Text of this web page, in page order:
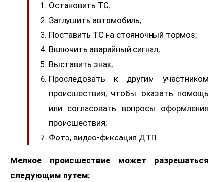
Остановить ТС;
Заглушить автомобиль;
Поставить ТС на стояночный тормоз;
Включить аварийный сигнал;
Выставить знак;
Проследовать к другим участником
происшествия, чтобы оказать помощь
или согласовать вопросы оформления
происшествия;
Фото, видео-фиксация ДТП.
Мелкое происшествие может разрешаться
следующим путем: